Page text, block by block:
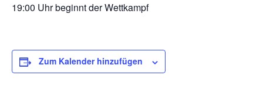
19:00 Uhr beginnt der Wettkampf
Zum Kalender hinzufügen